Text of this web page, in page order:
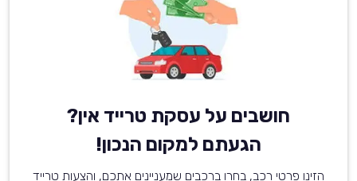
חושבים על עסקת טרייד אין?
הגעתם למקום הנכון!
הזינו פרטי רכב, בחרו ברכבים שמעניינים אתכם, והצעות טרייד